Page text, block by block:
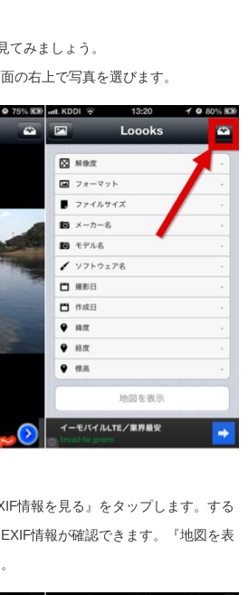
てみましょう。
の右上で写真を選びます。
情報を見る』をタップします。する
情報が確認できます。『地図を表